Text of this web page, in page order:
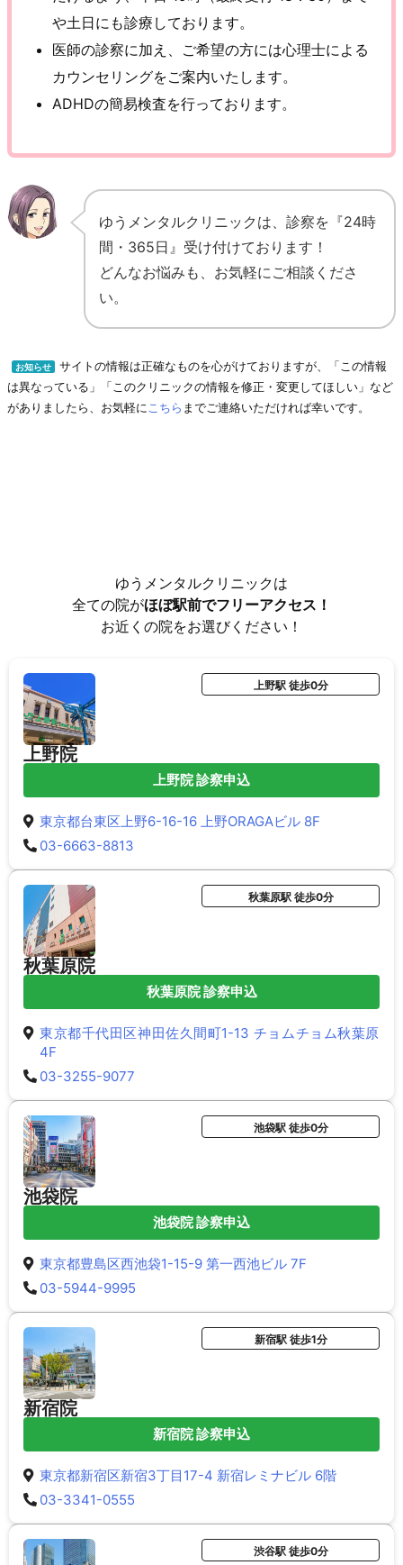
や土日にも診療しております。
医師の診察に加え、ご希望の方には心理士による
カウンセリングをご案内いたします。
ADHDの簡易検査を行っております。
ゆうメンタルクリニックは、診察を『24時
間・365日』受け付けております！
どんなお悩みも、お気軽にご相談くださ
い。
お知らせ
サイトの情報は正確なものを心がけておりますが、「この情報
は異なっている」「このクリニックの情報を修正・変更してほしい」など
がありましたら、お気軽に こちら までご連絡いただければ幸いです。
ゆうメンタルクリニックは
全ての院がほぼ駅前でフリーアクセス！
お近くの院をお選びください！
上野院
上野駅 徒歩0分
上野院 診察申込
東京都台東区上野6-16-16 上野ORAGAビル 8F
03-6663-8813
秋葉原院
秋葉原駅 徒歩0分
秋葉原院 診察申込
東京都千代田区神田佐久間町1-13 チョムチョム秋葉原
4F
03-3255-9077
池袋院
池袋駅 徒歩0分
池袋院 診察申込
東京都豊島区西池袋1-15-9 第一西池ビル 7F
03-5944-9995
新宿院
新宿駅 徒歩1分
新宿院 診察申込
東京都新宿区新宿3丁目17-4 新宿レミナビル 6階
03-3341-0555
渋谷駅 徒歩0分